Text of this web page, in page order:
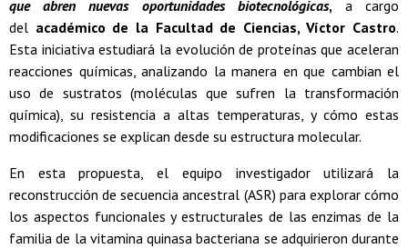
que abren nuevas oportunidades biotecnológicas, a cargo
del académico de la Facultad de Ciencias, Víctor Castro.
Esta iniciativa estudiará la evolución de proteínas que aceleran
reacciones químicas, analizando la manera en que cambian el
uso de sustratos (moléculas que sufren la transformación
química), su resistencia a altas temperaturas, y cómo estas
modificaciones se explican desde su estructura molecular.
En esta propuesta, el equipo investigador utilizará la
reconstrucción de secuencia ancestral (ASR) para explorar cómo
los aspectos funcionales y estructurales de las enzimas de la
familia de la vitamina quinasa bacteriana se adquirieron durante